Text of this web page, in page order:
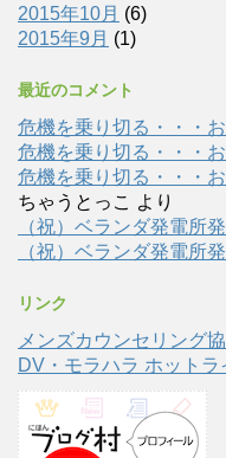
2015年10月 (6)
2015年9月 (1)
最近のコメント
危機を乗り切る・・・
危機を乗り切る・・・
危機を乗り切る・・・
ちゃうとっこ より
（祝）ベランダ発電所
（祝）ベランダ発電所
リンク
メンズカウンセリング
DV・モラハラ ホットラ